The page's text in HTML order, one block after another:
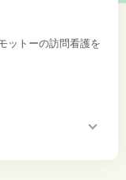
ットーの訪問看護を